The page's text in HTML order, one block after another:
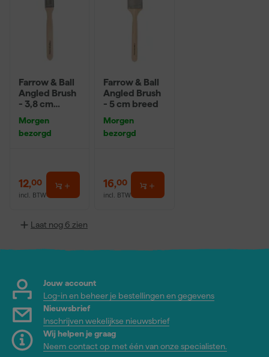
Farrow & Ball
Angled Brush
- 3,8 cm
Morgen
bezorgd
12,00
incl. BTW
Farrow & Ball
Angled Brush
- 5 cm breed
Morgen
bezorgd
16,00
incl. BTW
Laat nog 6 zien
Jouw account
Log-in en beheer je bestellingen en gegevens
Nieuwsbrief
Inschrijven wekelijkse nieuwsbrief
Wij helpen je graag
Neem contact op met één van onze specialisten.